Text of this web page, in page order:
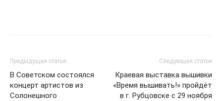
Предыдущая статья
В Советском состоялся
концерт артистов из
Солонешного
Следующая статья
Краевая выставка вышивки
«Время вышивать!» пройдёт
в г. Рубцовске с 29 ноября